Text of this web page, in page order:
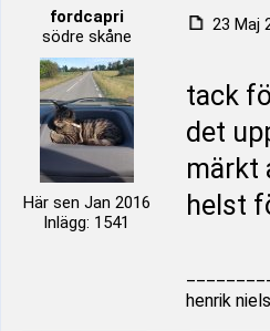
fordcapri
södre skåne
Här sen Jan 2016
Inlägg: 1541
23 Maj
tack
det
märkt
helst
henrik